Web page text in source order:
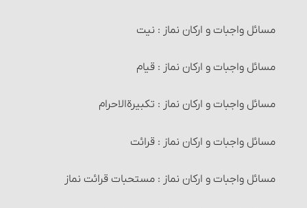
زکات فطره
مصرف زکات فطره
عزل (کنار گذاشتن) زکات فطره و احکام آن
احکام خرید و فروش‏
مستحبّات معامله
9- استبرای حیوان نجاست‎خوار
10- غایب شدن مسلمان
طهارت قرآن و مساجد
1- قرآن
2- مساجد
حکم مواردی که دیه تعیین نشده؛ تفاوت اَرش و حکومت‏
مسائل متفرّقۀ قصاص و دیات‏
حدّ دزدی‏
مسائل واجبات و ارکان نماز : نیت
مسائل واجبات و ارکان نماز : قیام
مسائل واجبات و ارکان نماز : تکبیرة‎الاحرام
مسائل واجبات و ارکان نماز : قرائت
مسائل واجبات و ارکان نماز : مستحبات قرائت نماز